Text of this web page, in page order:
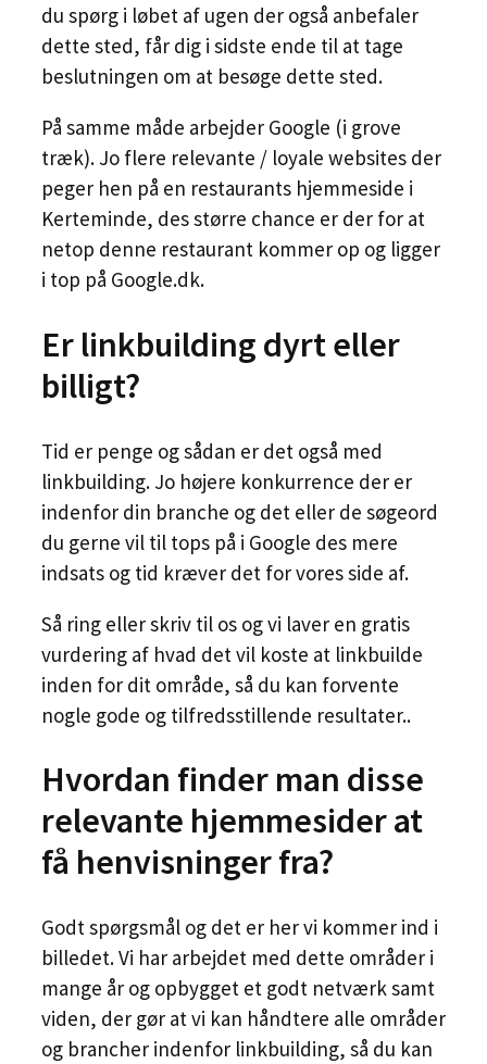
du spørg i løbet af ugen der også anbefaler
dette sted, får dig i sidste ende til at tage
beslutningen om at besøge dette sted.
På samme måde arbejder Google (i grove
træk). Jo flere relevante / loyale websites der
peger hen på en restaurants hjemmeside i
Kerteminde, des større chance er der for at
netop denne restaurant kommer op og ligger
i top på Google.dk.
Er linkbuilding dyrt eller
billigt?
Tid er penge og sådan er det også med
linkbuilding. Jo højere konkurrence der er
indenfor din branche og det eller de søgeord
du gerne vil til tops på i Google des mere
indsats og tid kræver det for vores side af.
Så ring eller skriv til os og vi laver en gratis
vurdering af hvad det vil koste at linkbuilde
inden for dit område, så du kan forvente
nogle gode og tilfredsstillende resultater..
Hvordan finder man disse
relevante hjemmesider at
få henvisninger fra?
Godt spørgsmål og det er her vi kommer ind i
billedet. Vi har arbejdet med dette områder i
mange år og opbygget et godt netværk samt
viden, der gør at vi kan håndtere alle områder
og brancher indenfor linkbuilding, så du kan